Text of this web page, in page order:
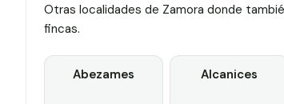
Otras localidades de Zamora donde
fincas.
Abezames Alcanices